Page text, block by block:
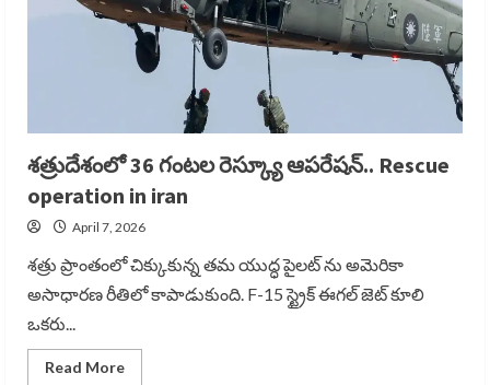
శత్రుదేశంలో 36 గంటల రెస్క్యూ ఆపరేషన్.. Rescue
operation in iran
April 7, 2026
శత్రు ప్రాంతంలో చిక్కుకున్న తమ యుద్ధ పైలట్ ను అమెరికా
అసాధారణ రీతిలో కాపాడుకుంది. F-15 స్ట్రైక్ ఈగల్ జెట్ కూలి
ఒకరు...
Read MoreRead